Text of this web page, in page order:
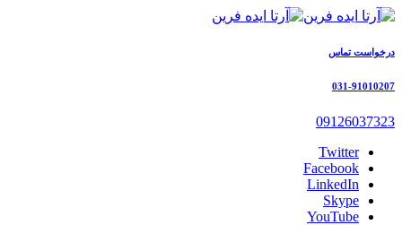
درخواست تماس
031-91010207
09126037323
Twitter
Facebook
LinkedIn
Skype
YouTube